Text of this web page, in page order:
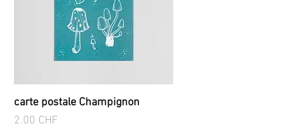
Aperçu rapide
carte postale Champignon
Prix
2.00 CHF